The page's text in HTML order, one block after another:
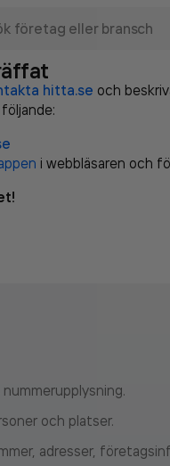
hitta.se och
i webbläsaren och
och platser.
adresser,